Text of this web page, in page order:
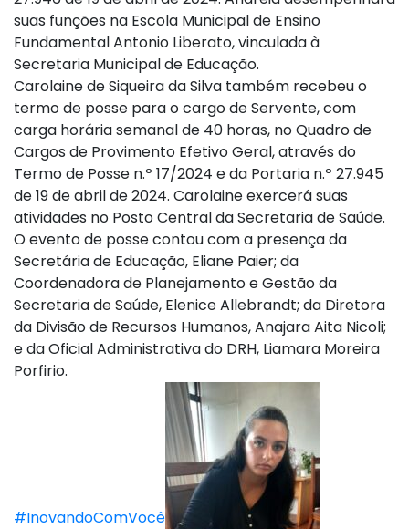
suas funções na Escola Municipal de Ensino
Fundamental Antonio Liberato, vinculada à
Secretaria Municipal de Educação.
Carolaine de Siqueira da Silva também recebeu o
termo de posse para o cargo de Servente, com
carga horária semanal de 40 horas, no Quadro de
Cargos de Provimento Efetivo Geral, através do
Termo de Posse n.º 17/2024 e da Portaria n.º 27.945
de 19 de abril de 2024. Carolaine exercerá suas
atividades no Posto Central da Secretaria de Saúde.
O evento de posse contou com a presença da
Secretária de Educação, Eliane Paier; da
Coordenadora de Planejamento e Gestão da
Secretaria de Saúde, Elenice Allebrandt; da Diretora
da Divisão de Recursos Humanos, Anajara Aita Nicoli;
e da Oficial Administrativa do DRH, Liamara Moreira
Porfirio.
#InovandoComVocê